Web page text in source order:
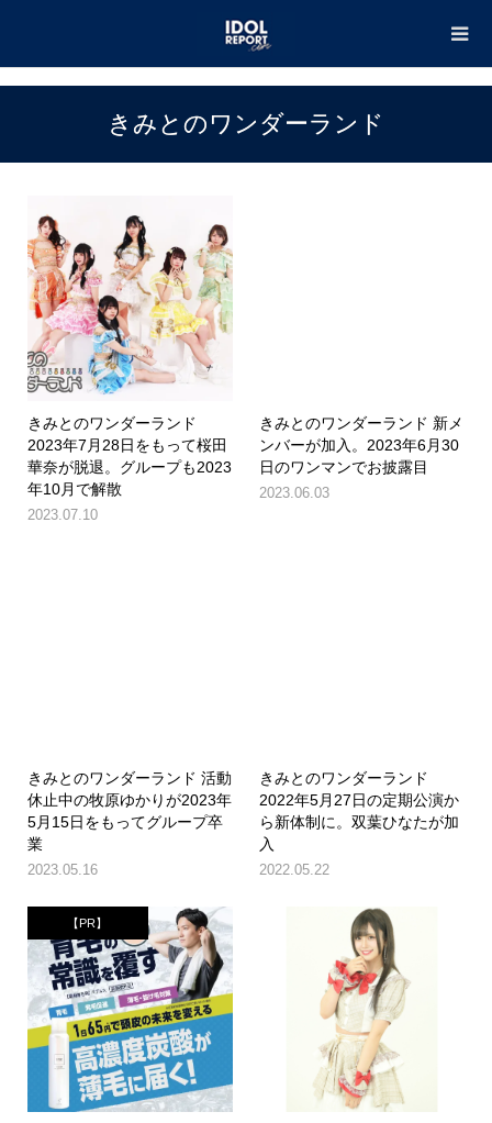
きみとのワンダーランド
きみとのワンダーランド
2023年7月28日をもって桜田
華奈が脱退。グループも2023
年10月で解散
2023.07.10
きみとのワンダーランド 新メ
ンバーが加入。2023年6月30
日のワンマンでお披露目
2023.06.03
きみとのワンダーランド 活動
休止中の牧原ゆかりが2023年
5月15日をもってグループ卒
業
2023.05.16
きみとのワンダーランド
2022年5月27日の定期公演か
ら新体制に。双葉ひなたが加
入
2022.05.22
【PR】